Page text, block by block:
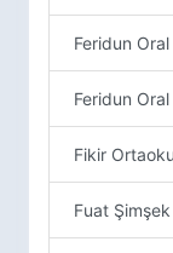
Feridun
Feridun
Fikir
Fuat